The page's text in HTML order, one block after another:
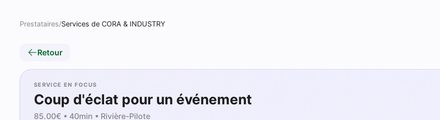
Prestataires/Services de CORA & INDUSTRY
Retour
SERVICE EN FOCUS
Coup d'éclat pour un événement
85.00€ • 40min • Rivière-Pilote